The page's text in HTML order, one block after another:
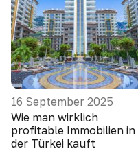
16 September 2025
Wie man wirklich
profitable Immobilien in
der Türkei kauft